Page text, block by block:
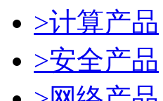
>计算产品
>安全产品